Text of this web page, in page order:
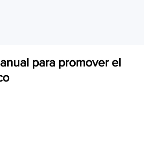
para promover el